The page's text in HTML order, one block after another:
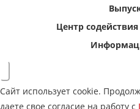
Центр
Сайт использует cookie.
даете свое согласие на работу с